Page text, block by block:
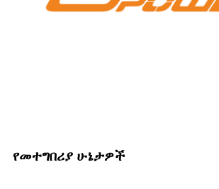
የመተግበሪያ ሁኔታዎች